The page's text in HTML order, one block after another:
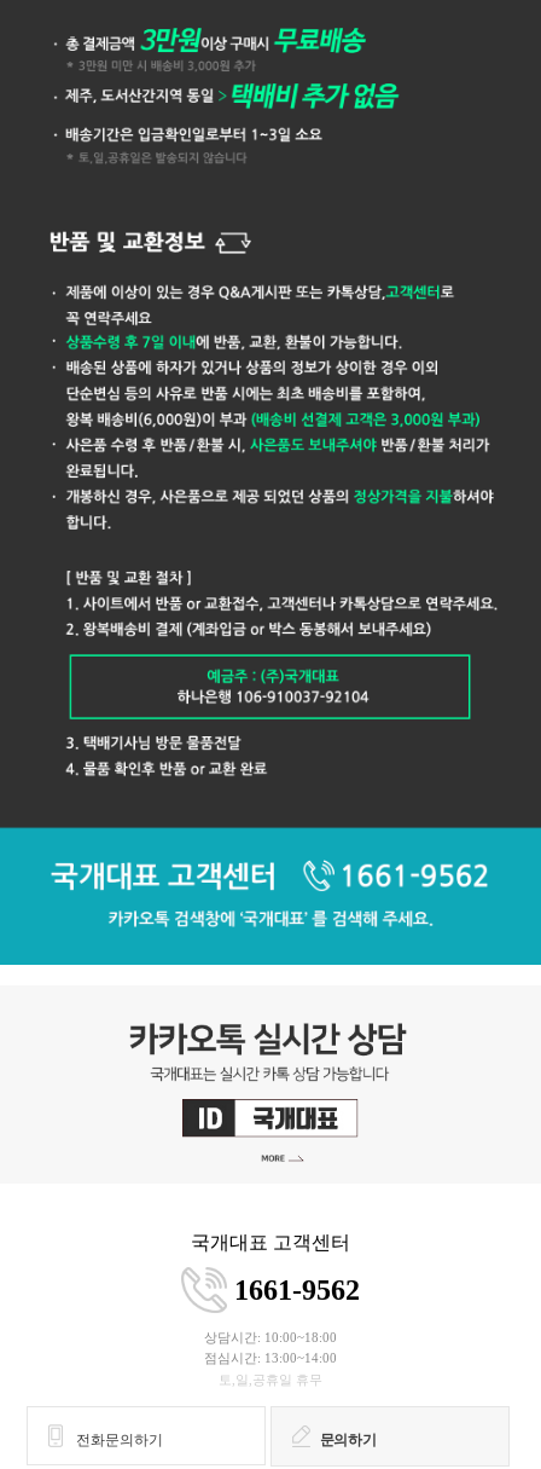
국개대표 고객센터
1661-9562
상담시간: 10:00~18:00
점심시간: 13:00~14:00
토,일,공휴일 휴무
전화문의하기 문의하기